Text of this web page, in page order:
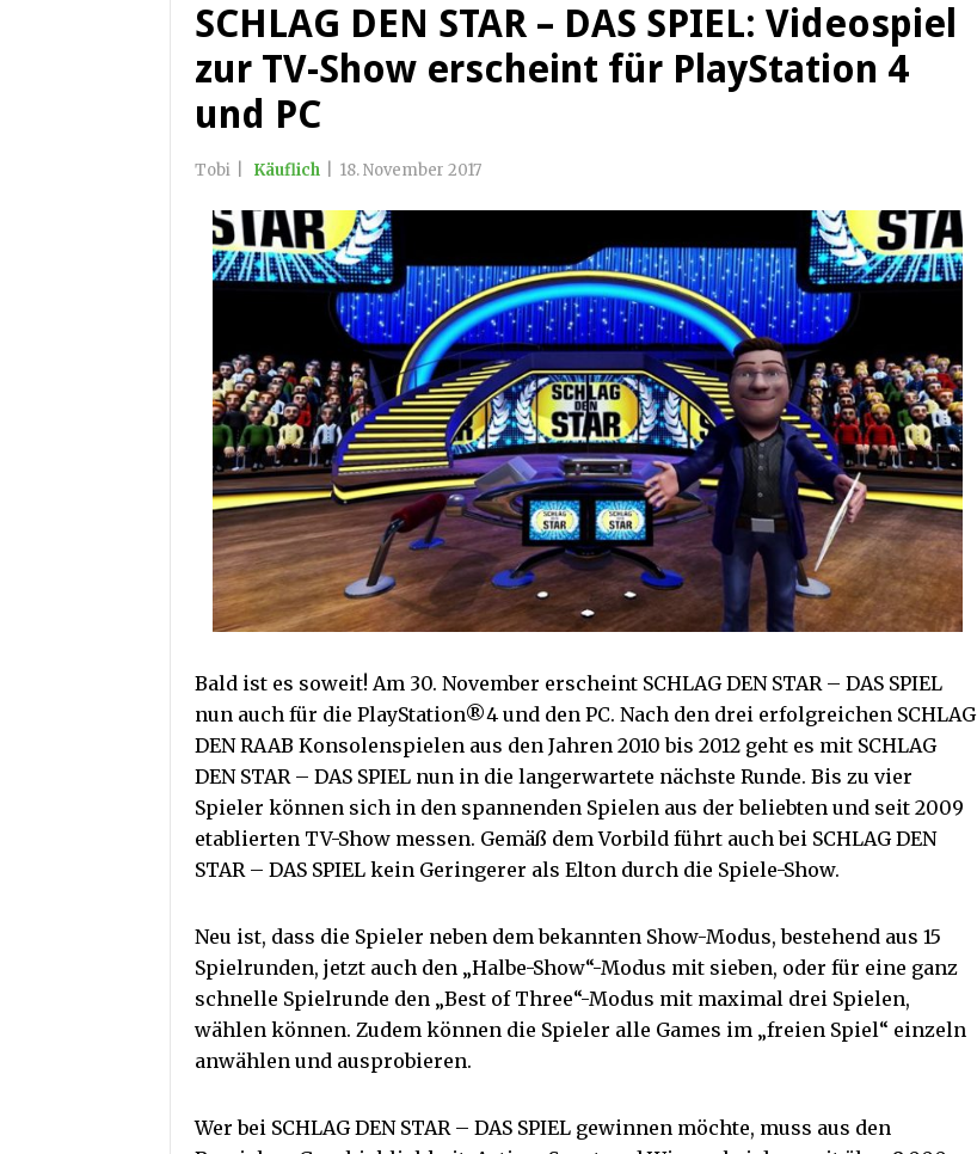
SCHLAG DEN STAR – DAS SPIEL: Videospiel
zur TV-Show erscheint für PlayStation 4
und PC
Tobi Käuflich 18. November 2017
Bald ist es soweit! Am 30. November erscheint SCHLAG DEN STAR – DAS SPIEL
nun auch für die PlayStation®4 und den PC. Nach den drei erfolgreichen SCHLAG
DEN RAAB Konsolenspielen aus den Jahren 2010 bis 2012 geht es mit SCHLAG
DEN STAR – DAS SPIEL nun in die langerwartete nächste Runde. Bis zu vier
Spieler können sich in den spannenden Spielen aus der beliebten und seit 2009
etablierten TV-Show messen. Gemäß dem Vorbild führt auch bei SCHLAG DEN
STAR – DAS SPIEL kein Geringerer als Elton durch die Spiele-Show.
Neu ist, dass die Spieler neben dem bekannten Show-Modus, bestehend aus 15
Spielrunden, jetzt auch den „Halbe-Show“-Modus mit sieben, oder für eine ganz
schnelle Spielrunde den „Best of Three“-Modus mit maximal drei Spielen,
wählen können. Zudem können die Spieler alle Games im „freien Spiel“ einzeln
anwählen und ausprobieren.
Wer bei SCHLAG DEN STAR – DAS SPIEL gewinnen möchte, muss aus den